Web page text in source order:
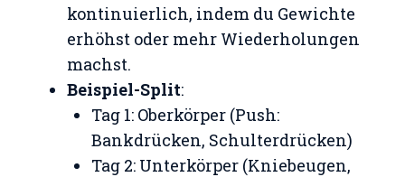
kontinuierlich, indem du Gewichte
erhöhst oder mehr Wiederholungen
machst.
Beispiel-Split:
Tag 1: Oberkörper (Push:
Bankdrücken, Schulterdrücken)
Tag 2: Unterkörper (Kniebeugen,